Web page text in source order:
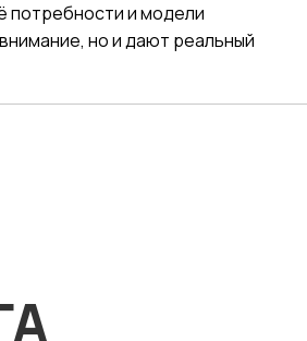
потребности и модели
но и дают реальный